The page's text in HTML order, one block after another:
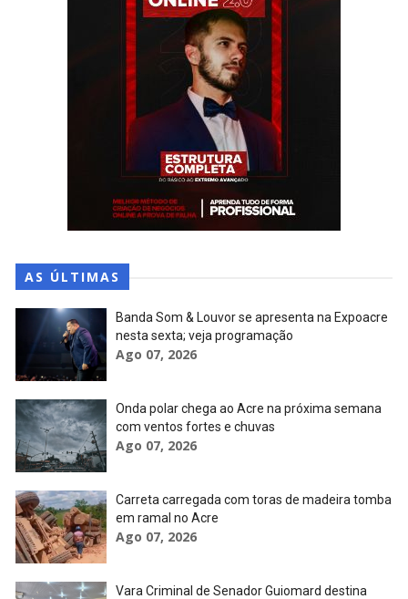
AS ÚLTIMAS
Banda Som & Louvor se apresenta na Expoacre
nesta sexta; veja programação
Ago 07, 2026
Onda polar chega ao Acre na próxima semana
com ventos fortes e chuvas
Ago 07, 2026
Carreta carregada com toras de madeira tomba
em ramal no Acre
Ago 07, 2026
Vara Criminal de Senador Guiomard destina